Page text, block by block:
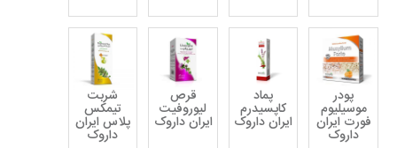
پودر
موسیلیوم
فورت ایران
داروک
پماد
کاپسیدرم
ایران داروک
قرص
لیوروفیت
ایران داروک
شربت
تیمکس
پلاس ایران
داروک